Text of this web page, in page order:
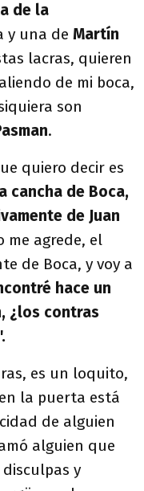
de la
y una de Martín
lacras, quieren
de mi boca,
son
.
quiero decir es
cancha de Boca,
de Juan
me agrede, el
de Boca, y voy a
hace un
¿los contras
es un loquito,
la puerta está
de alguien
alguien que
y